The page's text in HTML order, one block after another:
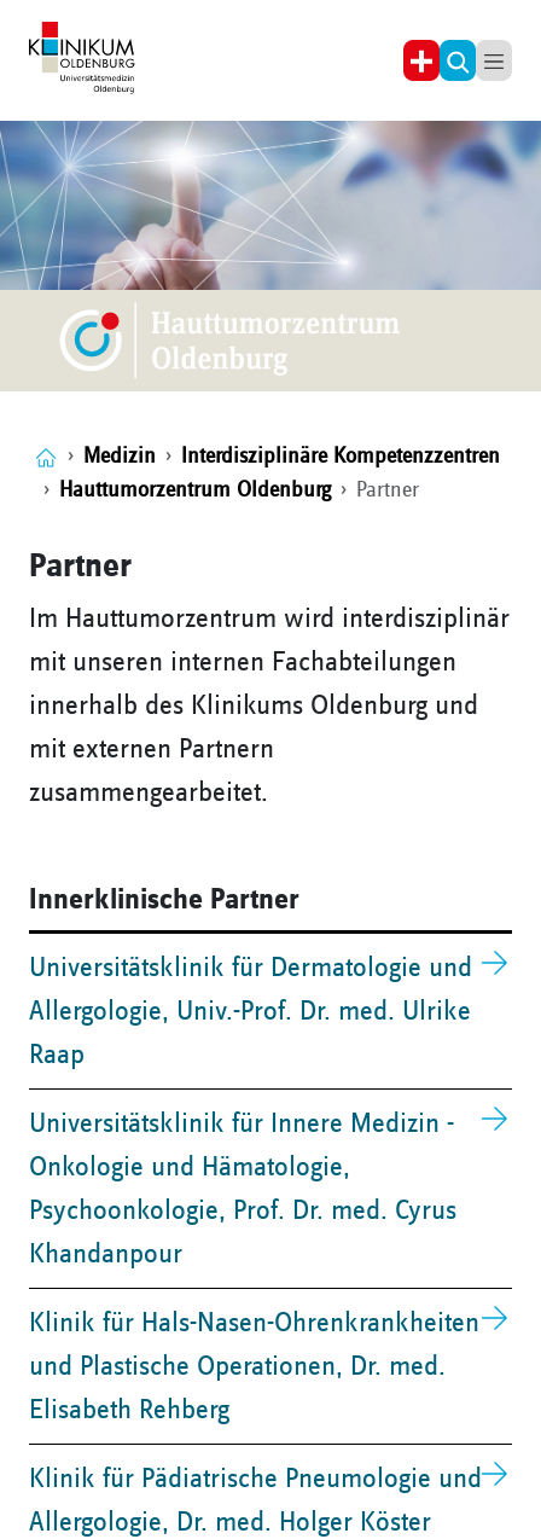
Medizin
Interdisziplinäre Kompetenzzentren
Hauttumorzentrum Oldenburg
Partner
Partner
Im Hauttumorzentrum wird interdisziplinär
mit unseren internen Fachabteilungen
innerhalb des Klinikums Oldenburg und
mit externen Partnern
zusammengearbeitet.
Innerklinische Partner
​Universitätsklinik für Dermatologie und
Allergologie, Univ.-Prof. Dr. med. Ulrike
Raap
Universitätsklinik für Innere Medizin -
Onkologie und Hämatologie,
Psychoonkologie, ​Prof. Dr. med. Cyrus
Khandanpour
Klinik für Hals-Nasen-Ohrenkrankheiten
und Plastische Operationen, ​Dr. med.
Elisabeth Rehberg
​Klinik für Pädiatrische Pneumologie und
Allergologie, Dr. med. Holger Köster